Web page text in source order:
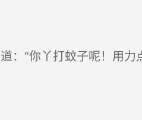
：“你丫打蚊子呢！用力